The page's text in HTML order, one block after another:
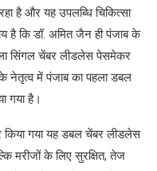
है और यह उपलब्धि चिकित्सा
है कि डॉ. अमित जैन ही पंजाब के
सिंगल चेंबर लीडलेस पेसमेकर
नेतृत्व में पंजाब का पहला डबल
गया है।
किया गया यह डबल चेंबर लीडलेस
मरीजों के लिए सुरक्षित, तेज